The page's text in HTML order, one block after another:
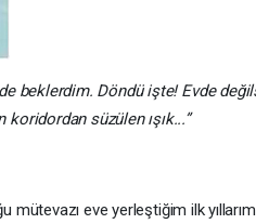
beklerdim. Döndü işte! Evde
koridordan süzülen ışık...”
eve yerleştiğim ilk